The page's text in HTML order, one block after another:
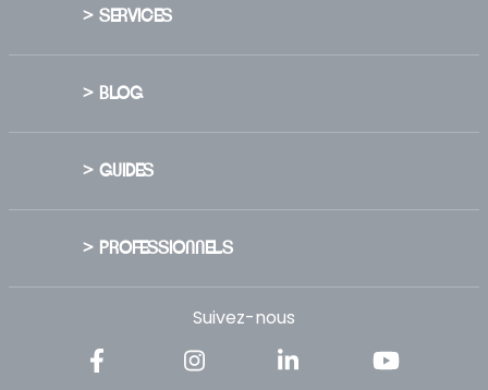
> SERVICES
> BLOG
> GUIDES
> PROFESSIONNELS
Suivez-nous